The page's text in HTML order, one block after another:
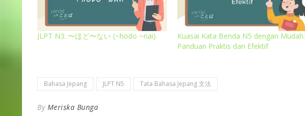
JLPT N3: 〜ほど〜ない (~hodo ~nai)
Kuasai Kata Benda N5 dengan Mudah:
Panduan Praktis dan Efektif
Bahasa Jepang JLPT N5 Tata Bahasa Jepang 文法
By Meriska Bunga